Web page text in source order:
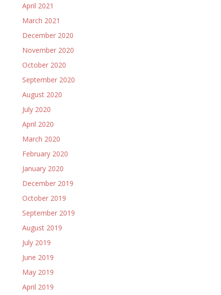
April 2021
March 2021
December 2020
November 2020
October 2020
September 2020
August 2020
July 2020
April 2020
March 2020
February 2020
January 2020
December 2019
October 2019
September 2019
August 2019
July 2019
June 2019
May 2019
April 2019